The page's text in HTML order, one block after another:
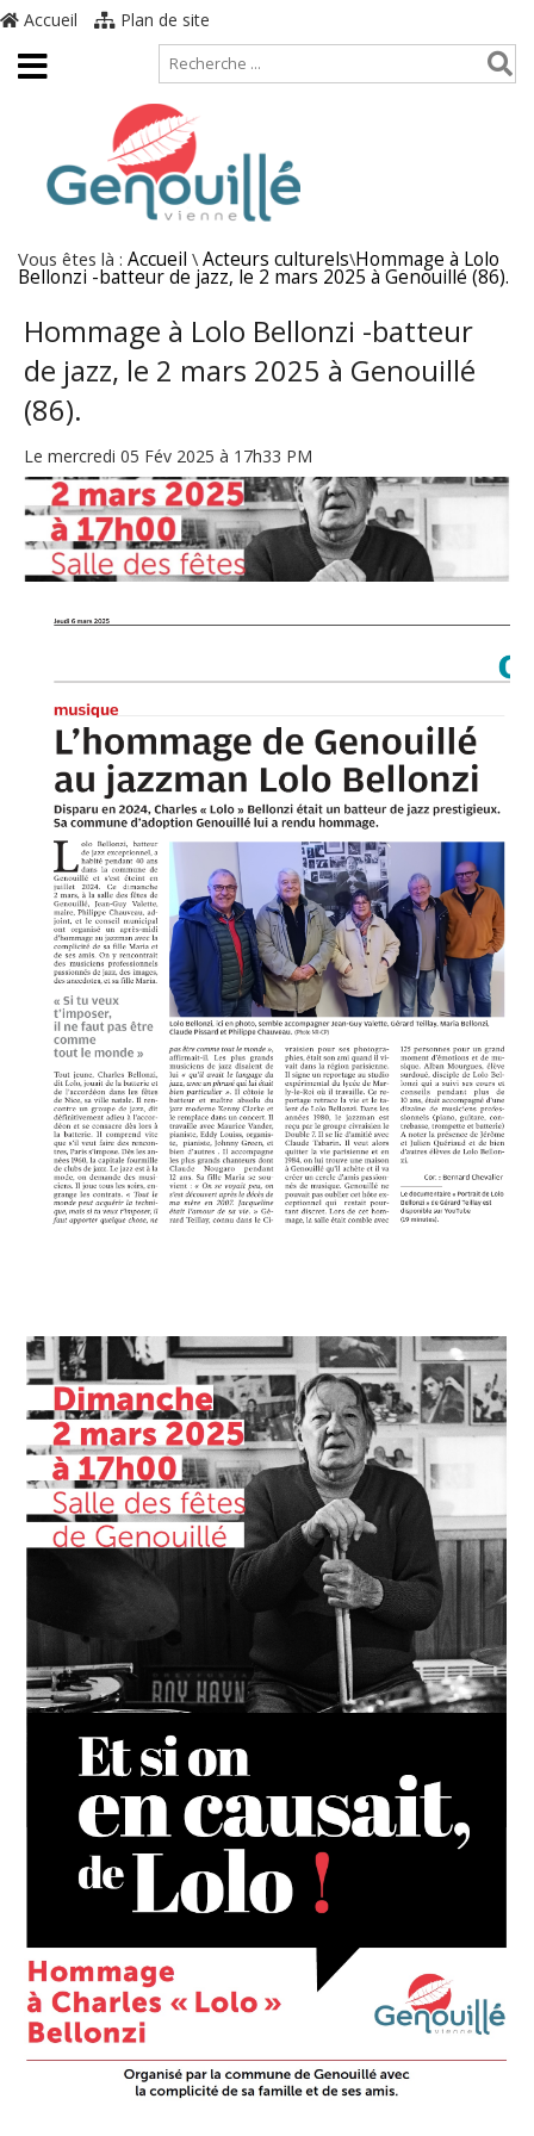
Accueil Plan de site
Vous êtes là : Accueil \ Acteurs culturels\Hommage à Lolo
Bellonzi -batteur de jazz, le 2 mars 2025 à Genouillé (86).
Hommage à Lolo Bellonzi -batteur
de jazz, le 2 mars 2025 à Genouillé
(86).
Le mercredi 05 Fév 2025 à 17h33 PM